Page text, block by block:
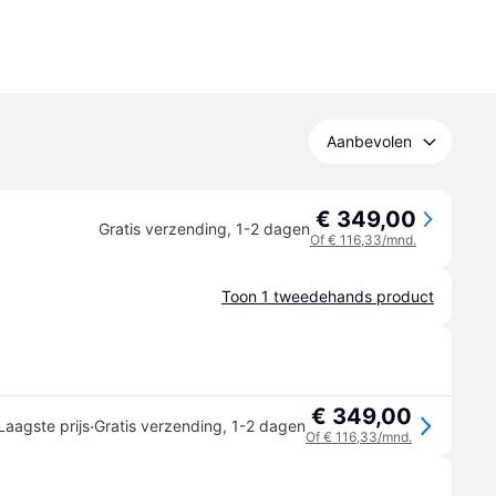
Aanbevolen
Gratis verzending, 1-2 dagen € 349,00
Of € 116,33/mnd.
Toon 1 tweedehands product
prijs·Gratis verzending, 1-2 dagen € 349,00
Of € 116,33/mnd.